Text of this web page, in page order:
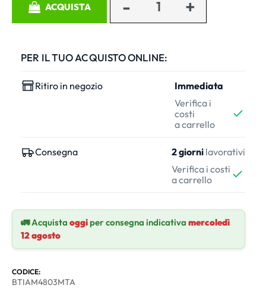
ACQUISTA
PER IL TUO ACQUISTO ONLINE:
Ritiro in negozio
Immediata
Verifica i
costi
a carrello
Consegna 2 giorni lavorativi
Verifica i costi
a carrello
🚛 Acquista oggiper consegna indicativa mercoledì
12 agosto
CODICE:
BTIAM4803MTA